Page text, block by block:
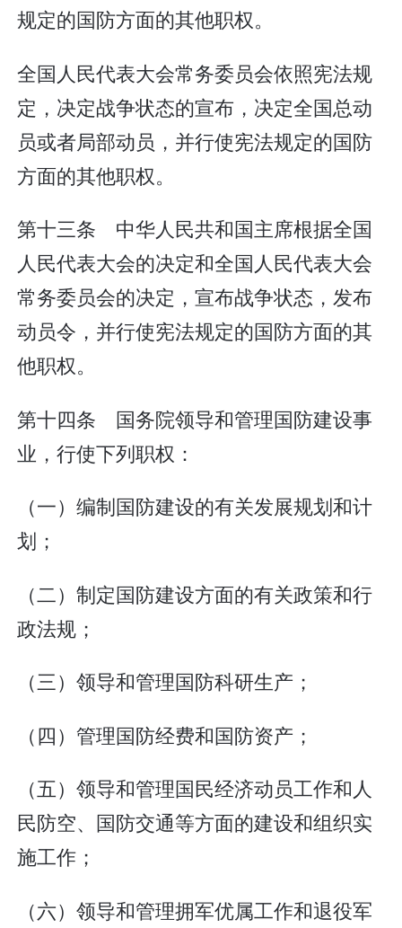
规定的国防方面的其他职权。
全国人民代表大会常务委员会依照宪法规
定，决定战争状态的宣布，决定全国总动
员或者局部动员，并行使宪法规定的国防
方面的其他职权。
第十三条 中华人民共和国主席根据全国
人民代表大会的决定和全国人民代表大会
常务委员会的决定，宣布战争状态，发布
动员令，并行使宪法规定的国防方面的其
他职权。
第十四条 国务院领导和管理国防建设事
业，行使下列职权：
（一）编制国防建设的有关发展规划和计
划；
（二）制定国防建设方面的有关政策和行
政法规；
（三）领导和管理国防科研生产；
（四）管理国防经费和国防资产；
（五）领导和管理国民经济动员工作和人
民防空、国防交通等方面的建设和组织实
施工作；
（六）领导和管理拥军优属工作和退役军